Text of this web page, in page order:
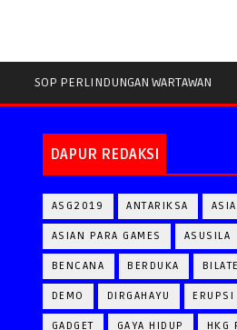
SOP PERLINDUNGAN WARTAWAN
DAPUR REDAKSI
ASG2019 ANTARIKSA
ASIAN PARA GAMES ASUSILA
BENCANA BERDUKA
DEMO DIRGAHAYU ERUPSI
GADGET GAYA HIDUP HKG